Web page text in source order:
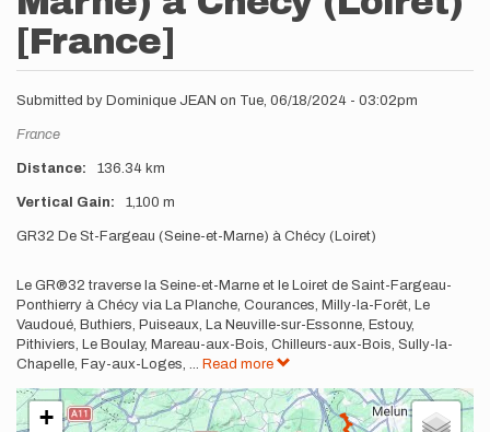
[France]
Submitted by Dominique JEAN on Tue, 06/18/2024 - 03:02pm
Location
France
Distance 136.34 km
Vertical Gain 1,100 m
Description
GR32 De St-Fargeau (Seine-et-Marne) à Chécy (Loiret)
Le GR®32 traverse la Seine-et-Marne et le Loiret de Saint-Fargeau-
Ponthierry à Chécy via La Planche, Courances, Milly-la-Forêt, Le
Vaudoué, Buthiers, Puiseaux, La Neuville-sur-Essonne, Estouy,
Pithiviers, Le Boulay, Mareau-aux-Bois, Chilleurs-aux-Bois, Sully-la-
Chapelle, Fay-aux-Loges, ... Read more
+